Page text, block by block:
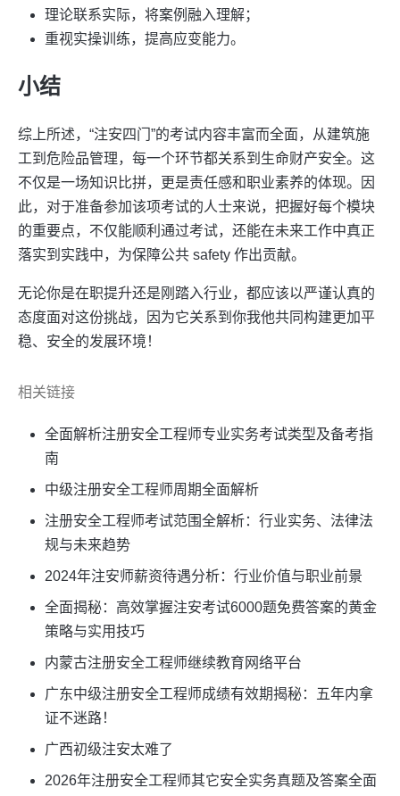
理论联系实际，将案例融入理解；
重视实操训练，提高应变能力。
小结
综上所述，“注安四门”的考试内容丰富而全面，从建筑施
工到危险品管理，每一个环节都关系到生命财产安全。这
不仅是一场知识比拼，更是责任感和职业素养的体现。因
此，对于准备参加该项考试的人士来说，把握好每个模块
的重要点，不仅能顺利通过考试，还能在未来工作中真正
落实到实践中，为保障公共 safety 作出贡献。
无论你是在职提升还是刚踏入行业，都应该以严谨认真的
态度面对这份挑战，因为它关系到你我他共同构建更加平
稳、安全的发展环境！
相关链接
全面解析注册安全工程师专业实务考试类型及备考指
南
中级注册安全工程师周期全面解析
注册安全工程师考试范围全解析：行业实务、法律法
规与未来趋势
2024年注安师薪资待遇分析：行业价值与职业前景
全面揭秘：高效掌握注安考试6000题免费答案的黄金
策略与实用技巧
内蒙古注册安全工程师继续教育网络平台
广东中级注册安全工程师成绩有效期揭秘：五年内拿
证不迷路！
广西初级注安太难了
2026年注册安全工程师其它安全实务真题及答案全面